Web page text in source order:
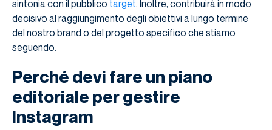
sintonia con il pubblico target. Inoltre, contribuirà in modo
decisivo al raggiungimento degli obiettivi a lungo termine
del nostro brand o del progetto specifico che stiamo
seguendo.
Perché devi fare un piano
editoriale per gestire
Instagram